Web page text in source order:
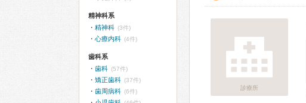
診療所
精神科系
精神科 (3件)
心療内科 (4件)
歯科系
歯科 (57件)
矯正歯科 (37件)
歯周病科 (6件)